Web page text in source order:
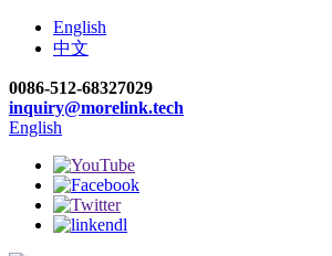
English
中文
0086-512-68327029
inquiry@morelink.tech
English